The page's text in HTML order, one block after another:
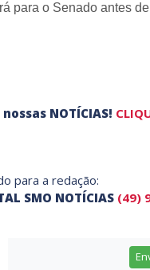
para o Senado antes
nossas NOTÍCIAS!
para a redação:
SMO NOTÍCIAS (49)